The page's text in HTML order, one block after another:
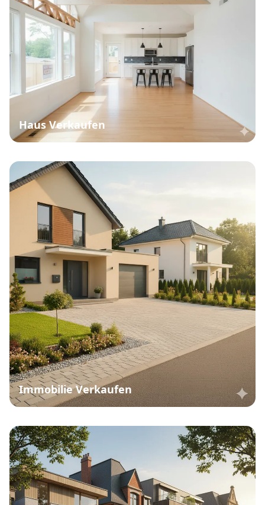
Haus Verkaufen
Immobilie Verkaufen